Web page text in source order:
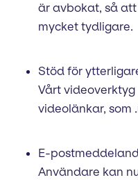
är avbokat, så
mycket tydligare.
Stöd för
Vårt
videolänkar, som
E-
Användare kan